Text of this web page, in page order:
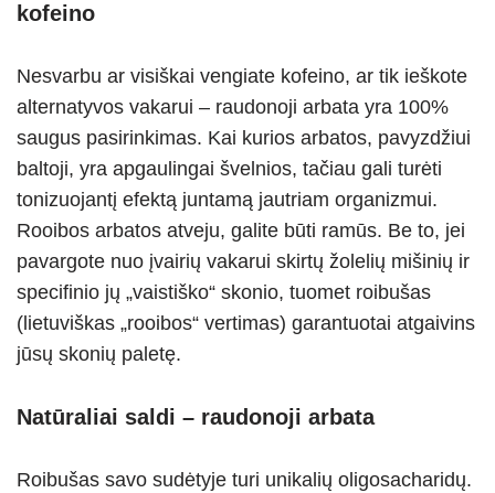
kofeino
Nesvarbu ar visiškai vengiate kofeino, ar tik ieškote
alternatyvos vakarui – raudonoji arbata yra 100%
saugus pasirinkimas. Kai kurios arbatos, pavyzdžiui
baltoji, yra apgaulingai švelnios, tačiau gali turėti
tonizuojantį efektą juntamą jautriam organizmui.
Rooibos arbatos atveju, galite būti ramūs. Be to, jei
pavargote nuo įvairių vakarui skirtų žolelių mišinių ir
specifinio jų „vaistiško“ skonio, tuomet roibušas
(lietuviškas „rooibos“ vertimas) garantuotai atgaivins
jūsų skonių paletę.
Natūraliai saldi – raudonoji arbata
Roibušas savo sudėtyje turi unikalių oligosacharidų.